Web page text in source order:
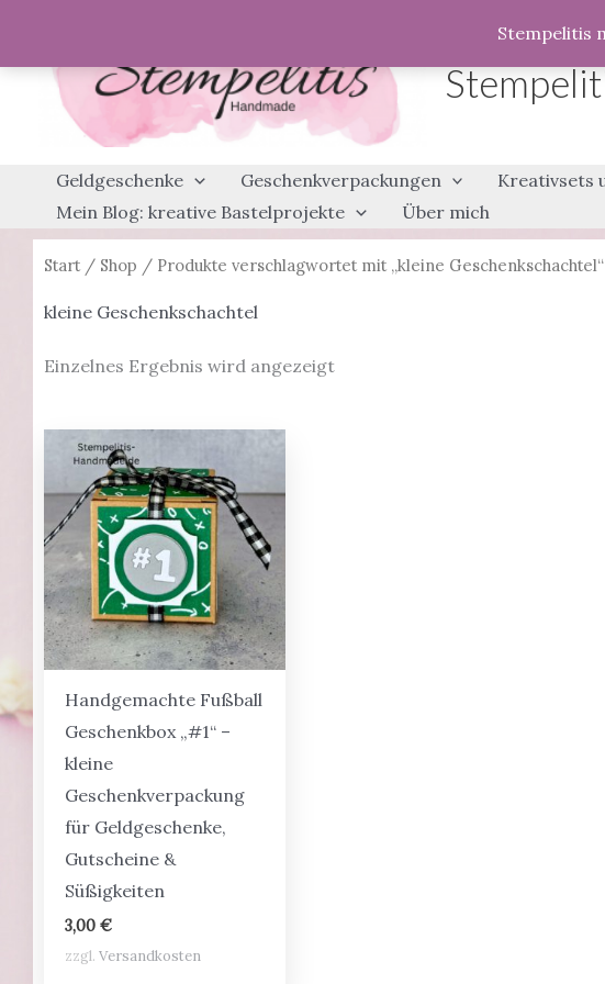
Stempelitis
springen
Geldgeschenke Geschenkverpackungen Kreativsets
Mein Blog: kreative Bastelprojekte
Über mich
Start / Shop / Produkte verschlagwortet mit „kleine Geschenkschachtel“
kleine Geschenkschachtel
Einzelnes Ergebnis wird angezeigt
Handgemachte Fußball
Geschenkbox „#1“ –
kleine
Geschenkverpackung
für Geldgeschenke,
Gutscheine &
Süßigkeiten
3,00€
zzgl.Versandkosten